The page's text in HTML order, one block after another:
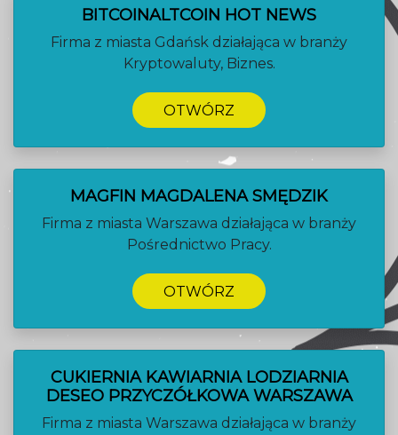
BITCOINALTCOIN HOT NEWS
Firma z miasta Gdańsk działająca w branży
Kryptowaluty, Biznes.
OTWÓRZ
MAGFIN MAGDALENA SMĘDZIK
Firma z miasta Warszawa działająca w branży
Pośrednictwo Pracy.
OTWÓRZ
CUKIERNIA KAWIARNIA LODZIARNIA
DESEO PRZYCZÓŁKOWA WARSZAWA
Firma z miasta Warszawa działająca w branży